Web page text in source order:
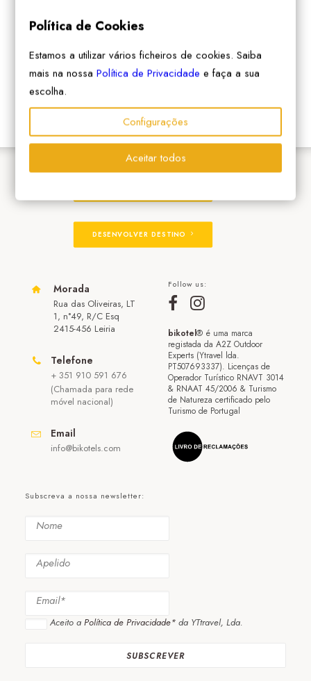
DESENVOLVER DESTINO
Morada
Rua das Oliveiras, LT
1, n°49, R/C Esq
2415-456 Leiria
Telefone
+ 351 910 591 676
(Chamada para rede
móvel nacional)
Email
info@bikotels.com
Follow us:
bikotel® é uma marca
registada da A2Z Outdoor
Experts (Ytravel lda.
PT507693337). Licenças de
Operador Turístico RNAVT 3014
& RNAAT 45/2006 & Turismo
de Natureza certificado pelo
Turismo de Portugal
Subscreva a nossa newsletter:
Aceito a Política de Privacidade* da YTtravel, Lda.
Política de Cookies
Estamos a utilizar vários ficheiros de cookies. Saiba
mais na nossaPolítica de Privacidade e faça a sua
escolha.
Configurações
Aceitar todos